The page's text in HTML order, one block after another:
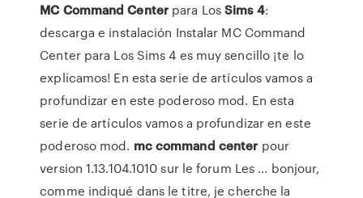
MC Command Center para LosSims 4:
descarga e instalación Instalar MC Command
Center para Los Sims 4 es muy sencillo ¡te lo
explicamos! En esta serie de artículos vamos a
profundizar en este poderoso mod. En esta
serie de artículos vamos a profundizar en este
poderoso mod. mccommand center pour
version 1.13.104.1010 sur le forum Les ... bonjour,
comme indiqué dans le titre, je cherche la